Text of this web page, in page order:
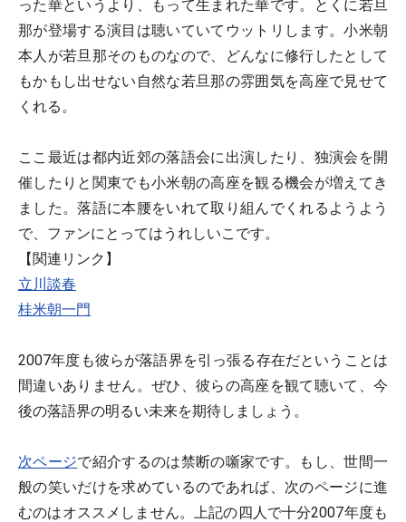
った華というより、もって生まれた華です。とくに若旦
那が登場する演目は聴いていてウットリします。小米朝
本人が若旦那そのものなので、どんなに修行したとして
もかもし出せない自然な若旦那の雰囲気を高座で見せて
くれる。
ここ最近は都内近郊の落語会に出演したり、独演会を開
催したりと関東でも小米朝の高座を観る機会が増えてき
ました。落語に本腰をいれて取り組んでくれるようよう
で、ファンにとってはうれしいこです。
【関連リンク】
立川談春
桂米朝一門
2007年度も彼らが落語界を引っ張る存在だということは
間違いありません。ぜひ、彼らの高座を観て聴いて、今
後の落語界の明るい未来を期待しましょう。
次ページで紹介するのは禁断の噺家です。もし、世間一
般の笑いだけを求めているのであれば、次のページに進
むのはオススメしません。上記の四人で十分2007年度も